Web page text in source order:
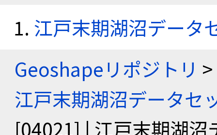
江戸末期湖沼データ
Geoshapeリポジトリ >
江戸末期湖沼データセ
[04021] | 江戸末期湖沼